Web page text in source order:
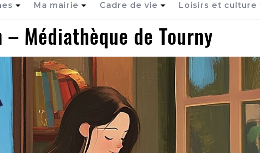
Ma mairie Cadre de vie Loisirs et culture
Médiathèque de Tourny